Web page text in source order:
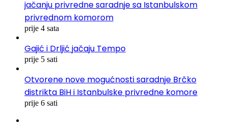
jačanju privredne saradnje sa Istanbulskom
privrednom komorom
prije 4 sata
Gajić i Drljić jačaju Tempo
prije 5 sati
Otvorene nove mogućnosti saradnje Brčko
distrikta BiH i Istanbulske privredne komore
prije 6 sati